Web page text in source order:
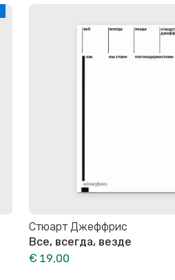
Стюарт Джеффрис
Все, всегда, везде
€ 19,00